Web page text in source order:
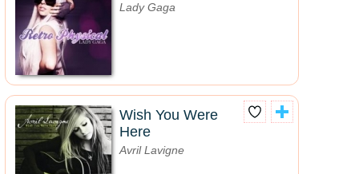
Lady Gaga
Wish You Were
Here
Avril Lavigne